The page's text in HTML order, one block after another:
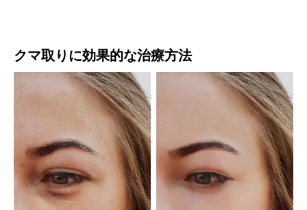
クマ取りに効果的な治療方法